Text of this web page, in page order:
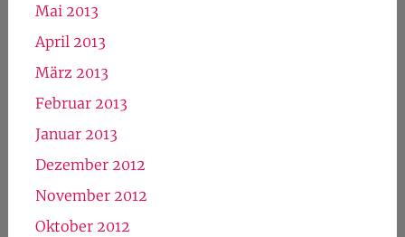
Mai 2013
April 2013
März 2013
Februar 2013
Januar 2013
Dezember 2012
November 2012
Oktober 2012